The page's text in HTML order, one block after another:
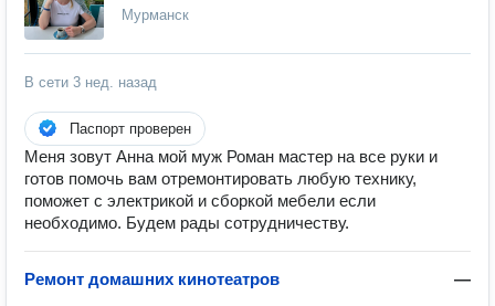
Мурманск
В сети 3 нед. назад
Паспорт проверен
Меня зовут Анна мой муж Роман мастер на все руки и
готов помочь вам отремонтировать любую технику,
поможет с электрикой и сборкой мебели если
необходимо. Будем рады сотрудничеству.
Ремонт домашних кинотеатров —